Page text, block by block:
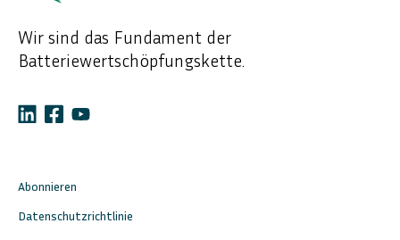
Wir sind das Fundament der
Batteriewertschöpfungskette.
Abonnieren
Datenschutzrichtlinie